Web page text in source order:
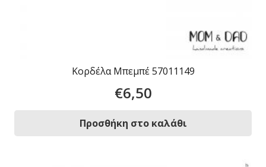
Κορδέλα Μπεμπέ 57011149
€6,50
Προσθήκη στο καλάθι